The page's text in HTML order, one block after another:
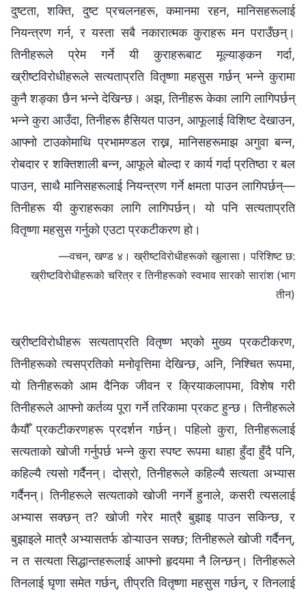
दुष्टता, शक्ति, दुष्ट प्रचलनहरू, कमानमा रहन, मानिसहरूलाई
नियन्त्रण गर्न, र यस्ता सबै नकारात्मक कुराहरू मन पराउँछन्।
तिनीहरूले प्रेम गर्ने यी कुराहरूबाट मूल्याङ्कन गर्दा,
ख्रीष्टविरोधीहरूले सत्यताप्रति वितृष्णा महसुस गर्छन् भन्ने कुरामा
कुनै शङ्का छैन भन्ने देखिन्छ। अझ, तिनीहरू केका लागि लागिपर्छन्
भन्ने कुरा आउँदा, तिनीहरू हैसियत पाउन, आफूलाई विशिष्ट देखाउन,
आफ्नो टाउकोमाथि प्रभामण्डल राख्न, मानिसहरूमाझ अगुवा बन्न,
रोबदार र शक्तिशाली बन्न, आफूले बोल्दा र कार्य गर्दा प्रतिष्ठा र बल
पाउन, साथै मानिसहरूलाई नियन्त्रण गर्ने क्षमता पाउन लागिपर्छन्—
तिनीहरू यी कुराहरूका लागि लागिपर्छन्। यो पनि सत्यताप्रति
वितृष्णा महसुस गर्नुको एउटा प्रकटीकरण हो।
—वचन, खण्ड ४। ख्रीष्टविरोधीहरूको खुलासा। परिशिष्ट छ:
ख्रीष्टविरोधीहरूको चरित्र र तिनीहरूको स्वभाव सारको सारांश (भाग
तीन)
ख्रीष्टविरोधीहरू सत्यताप्रति वितृष्ण भएको मुख्य प्रकटीकरण,
तिनीहरूको त्यसप्रतिको मनोवृत्तिमा देखिन्छ, अनि, निश्चित रूपमा,
यो तिनीहरूको आम दैनिक जीवन र क्रियाकलापमा, विशेष गरी
तिनीहरूले आफ्नो कर्तव्य पूरा गर्ने तरिकामा प्रकट हुन्छ। तिनीहरूले
कैयौँ प्रकटीकरणहरू प्रदर्शन गर्छन्। पहिलो कुरा, तिनीहरूलाई
सत्यताको खोजी गर्नुपर्छ भन्ने कुरा स्पष्ट रूपमा थाहा हुँदा हुँदै पनि,
कहिल्यै त्यसो गर्दैनन्। दोस्रो, तिनीहरूले कहिल्यै सत्यता अभ्यास
गर्दैनन्। तिनीहरूले सत्यताको खोजी नगर्ने हुनाले, कसरी त्यसलाई
अभ्यास सक्छन् त? खोजी गरेर मात्रै बुझाइ पाउन सकिन्छ, र
बुझाइले मात्रै अभ्यासतर्फ डोऱ्याउन सक्छ; तिनीहरूले खोजी गर्दैनन्,
न त सत्यता सिद्धान्तहरूलाई आफ्नो हृदयमा नै लिन्छन्। तिनीहरूले
तिनलाई घृणा समेत गर्छन्, तीप्रति वितृष्णा महसुस गर्छन्, र तिनलाई